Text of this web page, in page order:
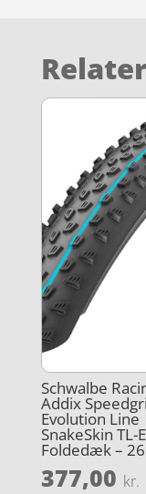
Schwalbe
Addix
Evolution Line
SnakeSkin TL-
Foldedæk –
377,00 kr.